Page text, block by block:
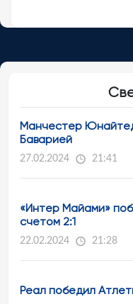
Манчестер
Баварией
27.02.2024 21:41
«Интер Майами»
счетом 2:1
22.02.2024 21:28
Реал победил